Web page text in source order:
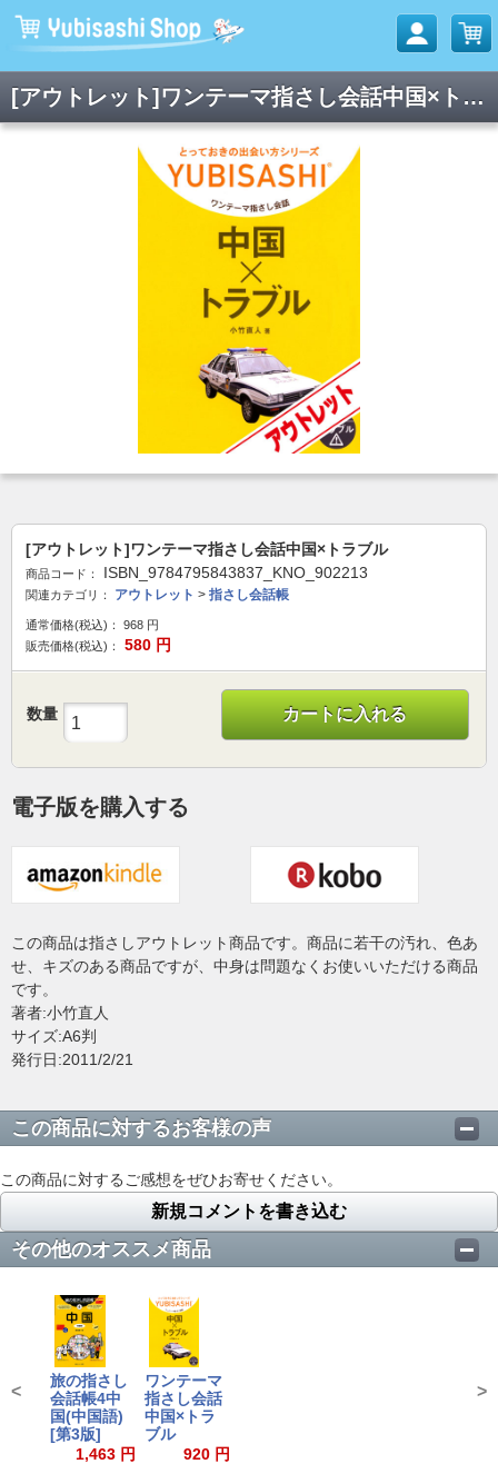
[アウトレット]ワンテーマ指さし会話中国×トラブル
[アウトレット]ワンテーマ指さし会話中国×トラブル
商品コード： ISBN_9784795843837_KNO_902213
関連カテゴリ： アウトレット > 指さし会話帳
通常価格(税込)： 968 円
販売価格(税込)：
580 円
数量 カートに入れる
電子版を購入する
この商品は指さしアウトレット商品です。商品に若干の汚れ、色あ
せ、キズのある商品ですが、中身は問題なくお使いいただける商品
です。
著者:小竹直人
サイズ:A6判
発行日:2011/2/21
この商品に対するお客様の声
この商品に対するご感想をぜひお寄せください。
新規コメントを書き込む
その他のオススメ商品
旅の指さし
会話帳4中
国(中国語)
[第3版]
1,463 円
ワンテーマ
指さし会話
中国×トラ
ブル
920 円
< >